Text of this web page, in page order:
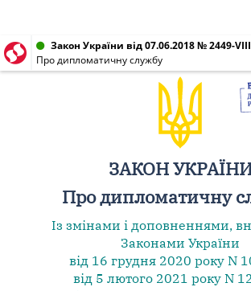
Закон України від 07.06.2018 № 2449-VIII
Про дипломатичну службу